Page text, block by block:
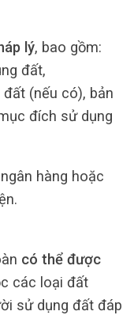
lý, bao gồm:
đất,
(nếu có), bản
đích sử dụng
hàng hoặc
có thể được
các loại đất
sử dụng đất đáp